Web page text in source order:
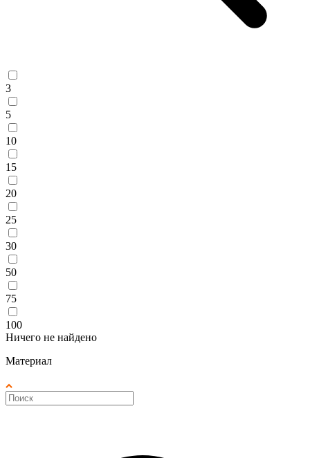
3
5
10
15
20
25
30
50
75
100
Ничего не найдено
Материал